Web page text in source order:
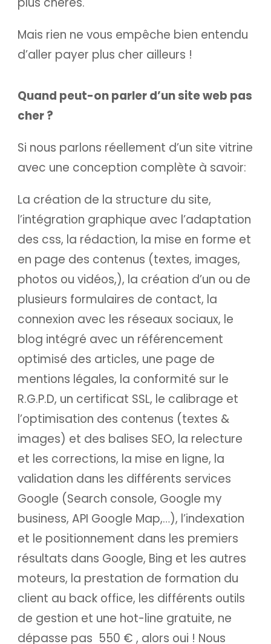
Mais rien ne vous empêche bien entendu
d’aller payer plus cher ailleurs !
Quand peut-on parler d’un site web pas
cher ?
Si nous parlons réellement d’un site vitrine
avec une conception complète à savoir:
La création de la structure du site,
l’intégration graphique avec l’adaptation
des css, la rédaction, la mise en forme et
en page des contenus (textes, images,
photos ou vidéos,), la création d’un ou de
plusieurs formulaires de contact, la
connexion avec les réseaux sociaux, le
blog intégré avec un référencement
optimisé des articles, une page de
mentions légales, la conformité sur le
R.G.P.D, un certificat SSL, le calibrage et
l’optimisation des contenus (textes &
images) et des balises SEO, la relecture
et les corrections, la mise en ligne, la
validation dans les différents services
Google (Search console, Google my
business, API Google Map,…), l’indexation
et le positionnement dans les premiers
résultats dans Google, Bing et les autres
moteurs, la prestation de formation du
client au back office, les différents outils
de gestion et une hot-line gratuite, ne
dépasse pas 550 € , alors oui ! Nous